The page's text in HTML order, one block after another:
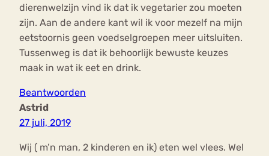
dierenwelzijn vind ik dat ik vegetarier zou moeten
zijn. Aan de andere kant wil ik voor mezelf na mijn
eetstoornis geen voedselgroepen meer uitsluiten.
Tussenweg is dat ik behoorlijk bewuste keuzes
maak in wat ik eet en drink.
Beantwoorden
Astrid
27 juli, 2019
Wij ( m’n man, 2 kinderen en ik) eten wel vlees. Wel